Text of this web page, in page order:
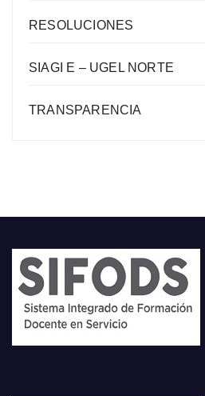
RESOLUCIONES
SIAGI E – UGEL NORTE
TRANSPARENCIA